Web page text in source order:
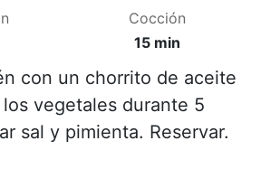
Cocción
15 min
con un chorrito de aceite
vegetales durante 5
sal y pimienta. Reservar.